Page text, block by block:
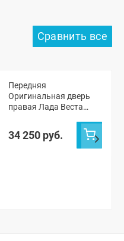
Передняя
Оригинальная дверь
правая Лада Веста
Веста NG седан, NG СВ
универсал (Кориандр
34 250 руб.